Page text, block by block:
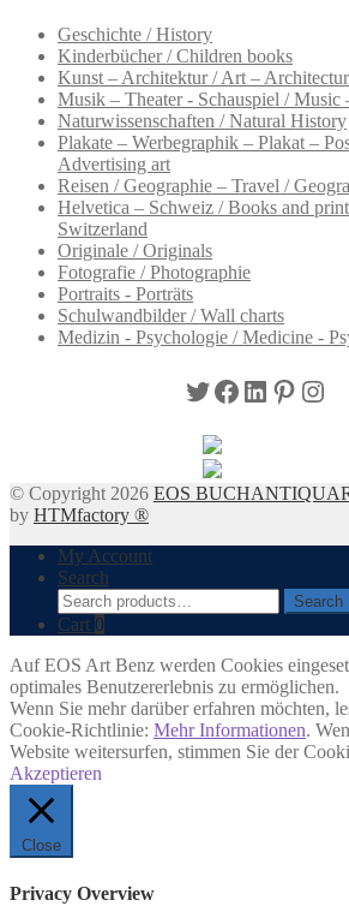
Geschichte / History
Kinderbücher / Children books
Kunst – Architektur / Art –
Musik – Theater - Schauspiel / Music
Naturwissenschaften / Natural History
Plakate – Werbegraphik – Plakat –
Advertising art
Reisen / Geographie – Travel /
Helvetica – Schweiz / Books and
Switzerland
Originale / Originals
Fotografie / Photographie
Portraits - Porträts
Schulwandbilder / Wall charts
Medizin - Psychologie / Medicine -
Twitter
Facebook
LinkedIn
© Copyright 2026 EOS
by HTMfactory ®
My Account
Search
Search
for:
Search
Cart 0
Auf EOS Art Benz werden Cookies
optimales Benutzererlebnis zu ermöglichen.
Wenn Sie mehr darüber erfahren möchten,
Cookie-Richtlinie: Mehr Informationen.
Website weitersurfen, stimmen Sie der
Akzeptieren
Close
Privacy Overview